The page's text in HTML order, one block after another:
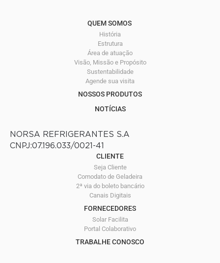
QUEM SOMOS
História
Estrutura
Área de atuação
Visão, Missão e Propósito
Sustentabilidade
Agende sua visita
NOSSOS PRODUTOS
NOTÍCIAS
NORSA REFRIGERANTES S.A
CNPJ:07.196.033/0021-41
CLIENTE
Seja Cliente
Comodato de Geladeira
2ª via do boleto bancário
Canais Digitais
FORNECEDORES
Solar Facilita
Portal Colaborativo
TRABALHE CONOSCO